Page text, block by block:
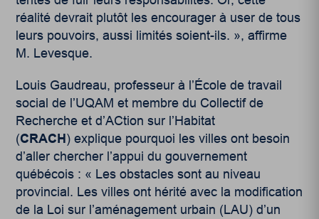
réalité devrait plutôt les encourager à user de tous
leurs pouvoirs, aussi limités soient-ils. », affirme
M. Levesque.
Louis Gaudreau, professeur à l’École de travail
social de l’UQAM et membre du Collectif de
Recherche et d’ACtion sur l’Habitat
(CRACH) explique pourquoi les villes ont besoin
d’aller chercher l’appui du gouvernement
québécois : « Les obstacles sont au niveau
provincial. Les villes ont hérité avec la modification
de la Loi sur l’aménagement urbain (LAU) d’un